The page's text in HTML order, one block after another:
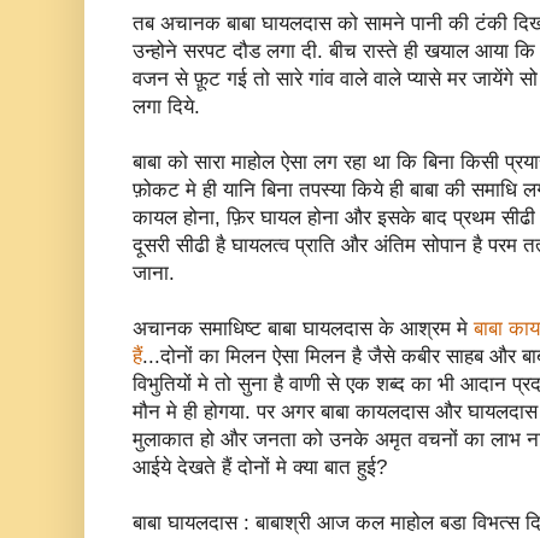
तब अचानक बाबा घायलदास को सामने पानी की टंकी
उन्होने सरपट दौड लगा दी. बीच रास्ते ही खयाल आया
वजन से फ़ूट गई तो सारे गांव वाले वाले प्यासे मर जायेंगे
लगा दिये.
बाबा को सारा माहोल ऐसा लग रहा था कि बिना किसी
फ़ोकट मे ही यानि बिना तपस्या किये ही बाबा की समाधि
कायल होना, फ़िर घायल होना और इसके बाद प्रथम
दूसरी सीढी है घायलत्व प्राति और अंतिम सोपान है परम
जाना.
अचानक समाधिष्ट बाबा घायलदास के आश्रम मेबाबा
हैं...दोनों का मिलन ऐसा मिलन है जैसे कबीर साहब और
विभुतियों मे तो सुना है वाणी से एक शब्द का भी आदान
मौन मे ही होगया. पर अगर बाबा कायलदास और
मुलाकात हो और जनता को उनके अमृत वचनों का लाभ ना
आईये देखते हैं दोनों मे क्या बात हुई?
बाबा घायलदास : बाबाश्री आज कल माहोल बडा